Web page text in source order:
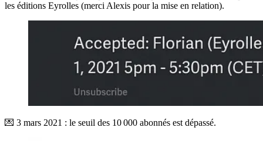
les éditions Eyrolles (merci Alexis pour la mise en relation).
💌 3 mars 2021 : le seuil des 10 000 abonnés est dépassé.